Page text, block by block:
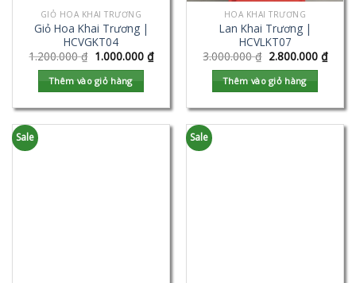
GIỎ HOA KHAI TRƯƠNG
Giỏ Hoa Khai Trương |
HCVGKT04
1.200.000₫ 1.000.000 ₫
Thêm vào giỏ hàng
HOA KHAI TRƯƠNG
Lan Khai Trương |
HCVLKT07
3.000.000₫ 2.800.000 ₫
Thêm vào giỏ hàng
Sale Sale